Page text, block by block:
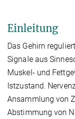
Einleitung
Das Gehirn
Signale aus
Muskel- und
Istzustand.
Ansammlung von
Abstimmung von